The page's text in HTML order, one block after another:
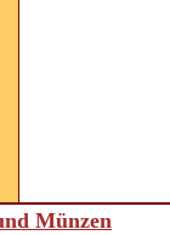
Münzen